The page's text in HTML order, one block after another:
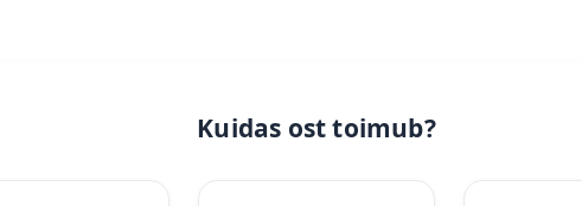
Kuidas ost toimub?